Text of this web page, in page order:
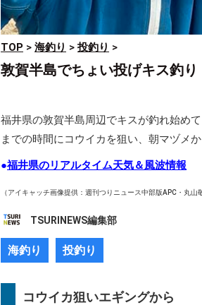
TOP > 海釣り > 投釣り >
敦賀半島でちょい投げキス釣
福井県の敦賀半島周辺でキスが釣れ始め
までの時間にコウイカを狙い、朝マヅメ
●福井県のリアルタイム天気＆風波情報
（アイキャッチ画像提供：週刊つりニュース中部版APC・丸山
TSURINEWS編集部
海釣り 投釣り
コウイカ狙いエギングから